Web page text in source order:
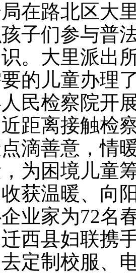
在路北区大
子们参与普
。大里派出
的儿童办理
民检察院开
距离接触检
善意，情暖
为困境儿童
获温暖、向
业家为72名
西县妇联携
定制校服、